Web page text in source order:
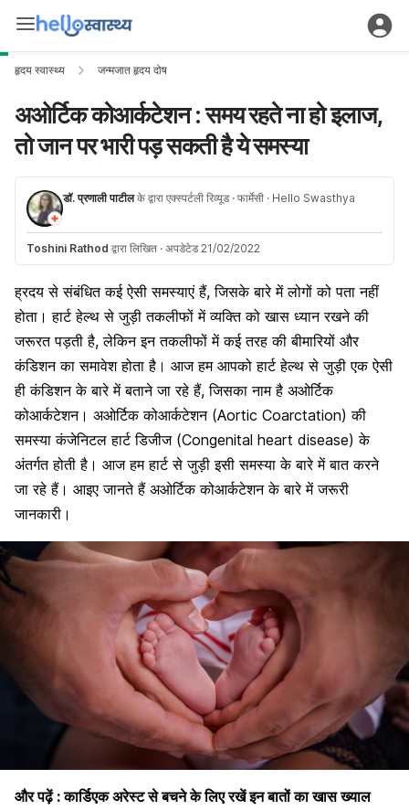
हृदय स्वास्थ्य जन्मजात हृदय दोष
अओर्टिक कोआर्कटेशन : समय रहते ना हो इलाज,
तो जान पर भारी पड़ सकती है ये समस्या
डॉ. प्रणाली पाटीलके द्वारा एक्स्पर्टली रिव्यूड · फार्मेसी · Hello Swasthya
Toshini Rathod द्वारा लिखित · अपडेटेड 21/02/2022
ह्रदय से संबंधित कई ऐसी समस्याएं हैं, जिसके बारे में लोगों को पता नहीं
होता। हार्ट हेल्थ से जुड़ी तकलीफों में व्यक्ति को खास ध्यान रखने की
जरूरत पड़ती है, लेकिन इन तकलीफों में कई तरह की बीमारियों और
कंडिशन का समावेश होता है। आज हम आपको हार्ट हेल्थ से जुड़ी एक ऐसी
ही कंडिशन के बारे में बताने जा रहे हैं, जिसका नाम है अओर्टिक
कोआर्कटेशन। अओर्टिक कोआर्कटेशन (Aortic Coarctation)की
समस्या कंजेनिटल हार्ट डिजीज (Congenital heart disease) के
अंतर्गत होती है। आज हम हार्ट से जुड़ी इसी समस्या के बारे में बात करने
जा रहे हैं। आइए जानते हैं अओर्टिक कोआर्कटेशन के बारे में जरूरी
जानकारी।
और पढ़ें :कार्डिएक अरेस्ट से बचने के लिए रखें इन बातों का खास ख्याल